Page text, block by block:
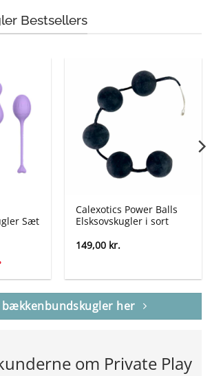
Bestsellers
Sæt
aktuelle
er:
Calexotics Power Balls
Elsksovskugler i sort
149,00 kr.
bækkenbundskugler her
om Private Play